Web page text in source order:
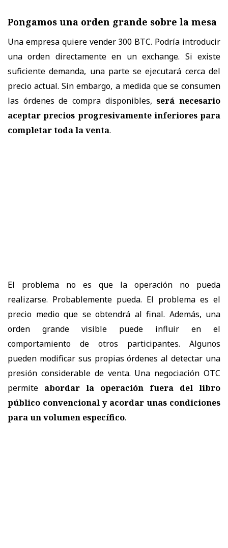
Pongamos una orden grande sobre la mesa
Una empresa quiere vender 300 BTC. Podría introducir
una orden directamente en un exchange. Si existe
suficiente demanda, una parte se ejecutará cerca del
precio actual. Sin embargo, a medida que se consumen
las órdenes de compra disponibles,será necesario
aceptar precios progresivamente inferiores para
completar toda laventa.
El problema no es que la operación no pueda
realizarse. Probablemente pueda. El problema es el
precio medio que se obtendrá al final. Además, una
orden grande visible puede influir en el
comportamiento de otros participantes. Algunos
pueden modificar sus propias órdenes al detectar una
presión considerable de venta. Una negociación OTC
permite abordar la operación fuera del libro
público convencional y acordar unas condiciones
para un volumen específico.